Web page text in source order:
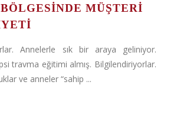
MÜŞTERI
Annelerle sık bir araya geliniyor.
travma eğitimi almış. Bilgilendiriyorlar.
ve anneler “sahip ...